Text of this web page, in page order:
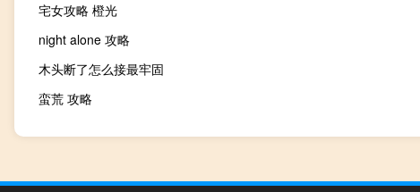
宅女攻略 橙光
night alone 攻略
木头断了怎么接最牢固
蛮荒 攻略